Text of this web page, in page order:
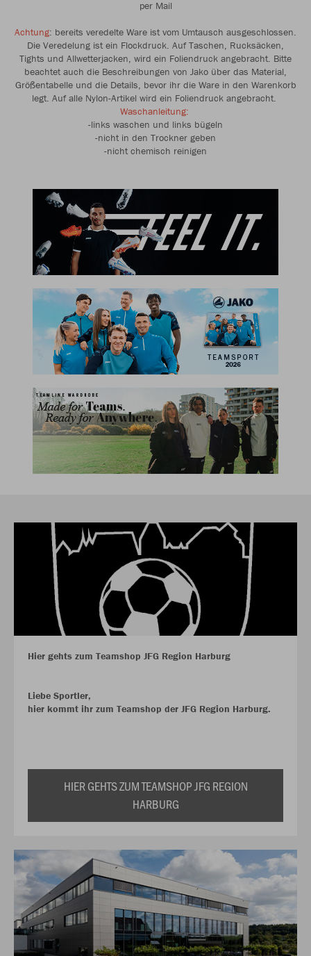
per Mail
Achtung: bereits veredelte Ware ist vom Umtausch ausgeschlossen.
Die Veredelung ist ein Flockdruck. Auf Taschen, Rucksäcken,
Tights und Allwetterjacken, wird ein Foliendruck angebracht. Bitte
beachtet auch die Beschreibungen von Jako über das Material,
Größentabelle und die Details, bevor ihr die Ware in den Warenkorb
legt. Auf alle Nylon-Artikel wird ein Foliendruck angebracht.
Waschanleitung:
-links waschen und links bügeln
-nicht in den Trockner geben
-nicht chemisch reinigen
Hier gehts zum Teamshop JFG Region Harburg
Liebe Sportler,
hier kommt ihr zum Teamshop der JFG Region Harburg.
HIER GEHTS ZUM TEAMSHOP JFG REGION
HARBURG